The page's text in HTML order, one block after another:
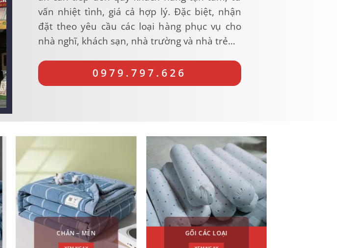
vấn nhiệt tình, giá cả hợp lý. Đặc biệt, nhận
đặt theo yêu cầu các loại hàng phục vụ cho
nhà nghĩ, khách sạn, nhà trường và nhà trẻ…
0979.797.626
CHĂN – MỀN GỐI CÁC LOẠI